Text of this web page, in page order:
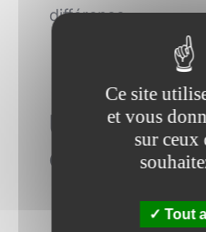
différence.
Un
exigeant
Ce site
et vous
sur ceux
Tout